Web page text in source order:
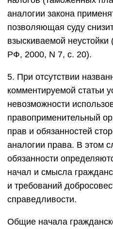
аналогии закона
позволяющая суду
взыскиваемой
РФ, 2000, N 7, с. 20).
5. При отсутствии
комментируемой статьи
невозможности
правоприменительный
прав и обязанностей
аналогии права. В этом
обязанности
начал и смысла
и требований
справедливости.
Общие начала